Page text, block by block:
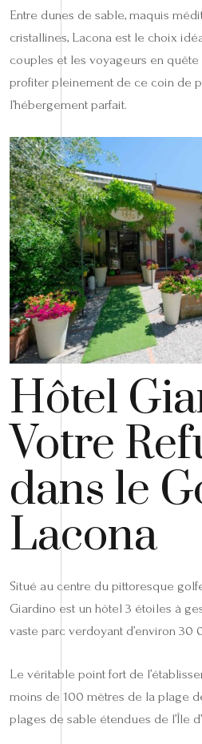
Entre dunes de sable, maquis
cristallines, Lacona est le choix
couples et les voyageurs en
profiter pleinement de ce coin de
l’hébergement parfait.
Hôtel
Votre
dans le
Lacona
Situé au centre du pittoresque
Giardino est un hôtel 3 étoiles à
vaste parc verdoyant d’environ 30
Le véritable point fort de
moins de 100 mètres de la plage
plages de sable étendues de l’Île